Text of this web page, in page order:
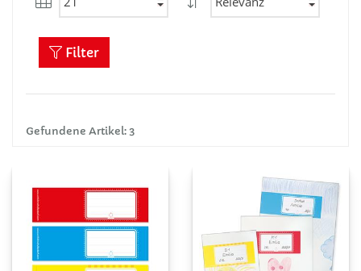
Gefundene Artikel: 3
Filter